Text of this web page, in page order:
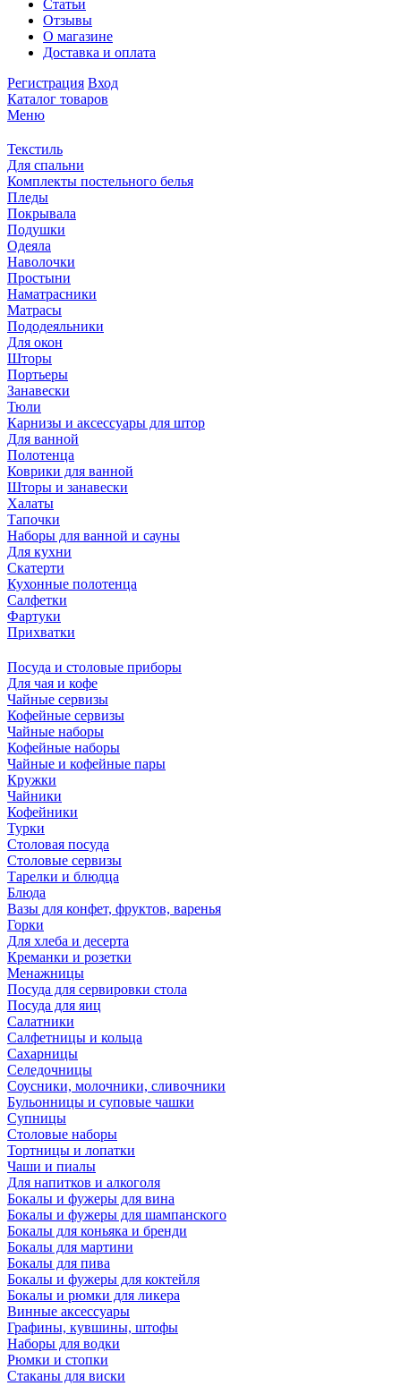
Статьи
Отзывы
О магазине
Доставка и оплата
Регистрация Вход
Каталог товаров
Меню
Текстиль
Для спальни
Комплекты постельного белья
Пледы
Покрывала
Подушки
Одеяла
Наволочки
Простыни
Наматрасники
Матрасы
Пододеяльники
Для окон
Шторы
Портьеры
Занавески
Тюли
Карнизы и аксессуары для штор
Для ванной
Полотенца
Коврики для ванной
Шторы и занавески
Халаты
Тапочки
Наборы для ванной и сауны
Для кухни
Скатерти
Кухонные полотенца
Салфетки
Фартуки
Прихватки
Посуда и столовые приборы
Для чая и кофе
Чайные сервизы
Кофейные сервизы
Чайные наборы
Кофейные наборы
Чайные и кофейные пары
Кружки
Чайники
Кофейники
Турки
Столовая посуда
Столовые сервизы
Тарелки и блюдца
Блюда
Вазы для конфет, фруктов, варенья
Горки
Для хлеба и десерта
Креманки и розетки
Менажницы
Посуда для сервировки стола
Посуда для яиц
Салатники
Салфетницы и кольца
Сахарницы
Селедочницы
Соусники, молочники, сливочники
Бульонницы и суповые чашки
Супницы
Столовые наборы
Тортницы и лопатки
Чаши и пиалы
Для напитков и алкоголя
Бокалы и фужеры для вина
Бокалы и фужеры для шампанского
Бокалы для коньяка и бренди
Бокалы для мартини
Бокалы для пива
Бокалы и фужеры для коктейля
Бокалы и рюмки для ликера
Винные аксессуары
Графины, кувшины, штофы
Наборы для водки
Рюмки и стопки
Стаканы для виски